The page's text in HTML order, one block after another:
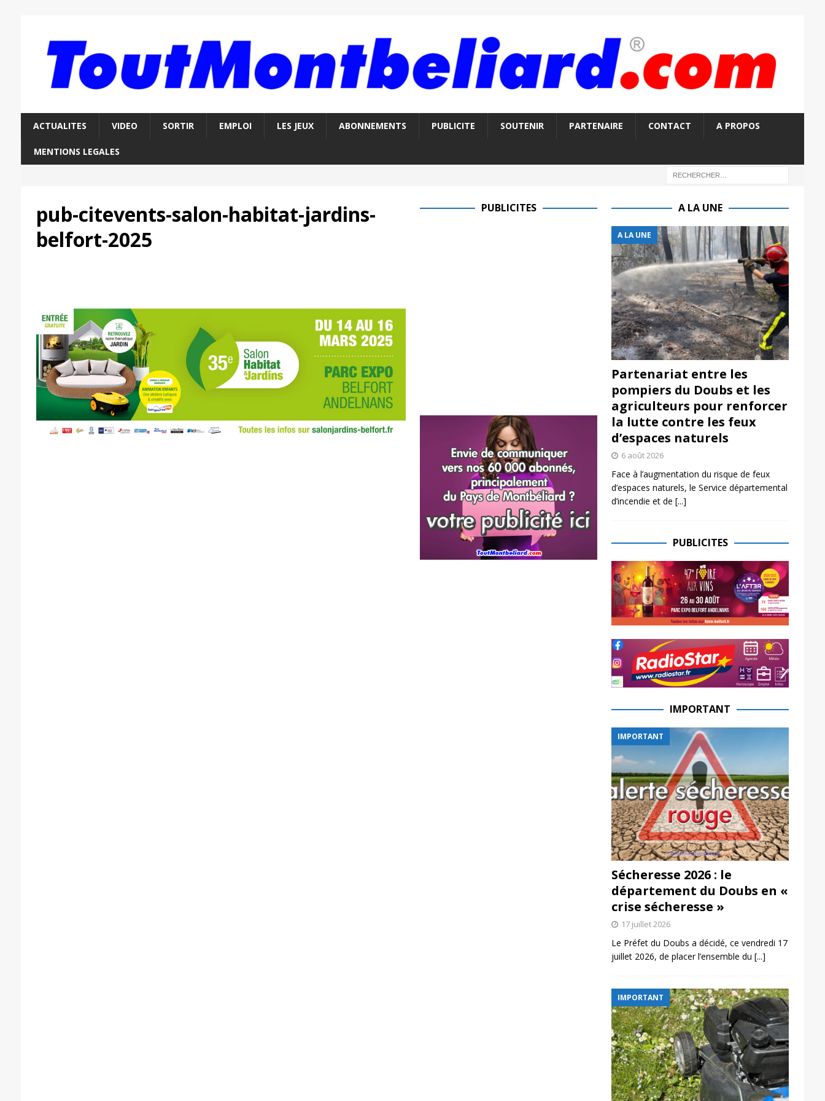
ACTUALITES VIDEO SORTIR EMPLOI LES JEUX ABONNEMENTS PUBLICITE SOUTENIR PARTENAIRE CONTACT A PROPOS
MENTIONS LEGALES
pub-citevents-salon-habitat-jardins-
belfort-2025
PUBLICITES A LA UNE
A LA UNE
Partenariat entre les
pompiers du Doubs et les
agriculteurs pour renforcer
la lutte contre les feux
d’espaces naturels
6 août 2026
Face à l’augmentation du risque de feux
d’espaces naturels, le Service départemental
d’incendie et de [...]
PUBLICITES
IMPORTANT
IMPORTANT
Sécheresse 2026 : le
département du Doubs en «
crise sécheresse »
17 juillet 2026
Le Préfet du Doubs a décidé, ce vendredi 17
juillet 2026, de placer l’ensemble du [...]
IMPORTANT